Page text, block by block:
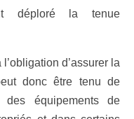
déploré la tenue
l’obligation d’assurer la
donc être tenu de
équipements de